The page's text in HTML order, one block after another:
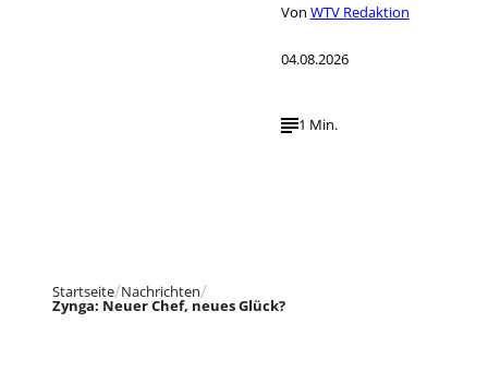
Von WTV Redaktion
04.08.2026
1 Min.
Startseite Nachrichten
Zynga: Neuer Chef, neues Glück?